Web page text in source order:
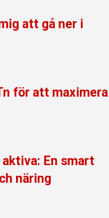
att gå ner i
för att maximera
En smart
näring